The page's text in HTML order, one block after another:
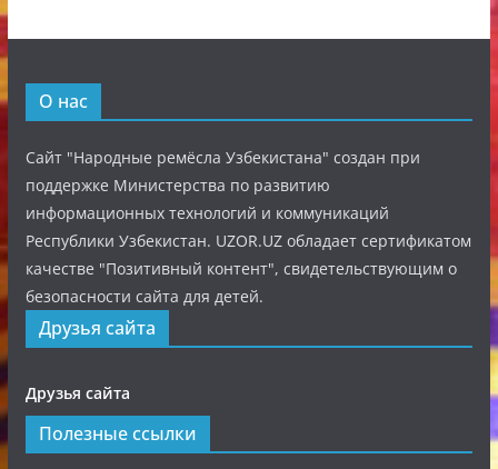
О нас
Сайт "Народные ремёсла Узбекистана" создан при
поддержке Министерства по развитию
информационных технологий и коммуникаций
Республики Узбекистан. UZOR.UZ обладает сертификатом
качестве "Позитивный контент", свидетельствующим о
безопасности сайта для детей.
Друзья сайта
Друзья сайта
Полезные ссылки